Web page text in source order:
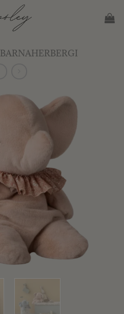
BARNAHERBERGI